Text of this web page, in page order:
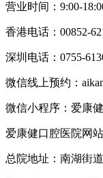
营业时间：9:00-
香港电话：00852-
深圳电话：0755-
微信线上预约：
微信小程序：爱康
爱康健口腔医院网
总院地址：南湖街